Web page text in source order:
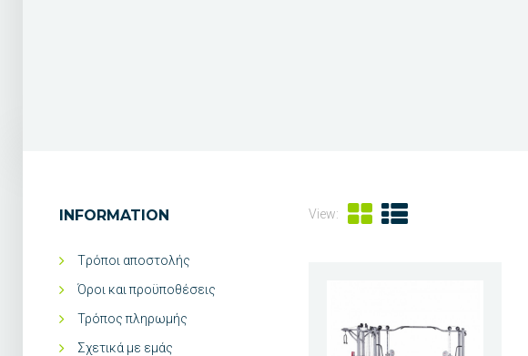
View:
INFORMATION
Tρόποι αποστολής
Όροι και προϋποθέσεις
Τρόπος πληρωμής
Σχετικά με εμάς